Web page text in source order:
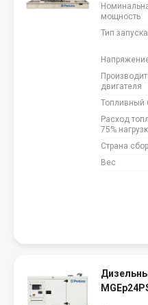
мощность
Тип запуска
двигателя
Топливный
Расход
75%
Страна
Вес